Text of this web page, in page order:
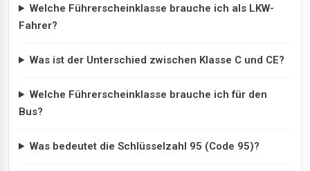
Welche Führerscheinklasse brauche ich als LKW-
Fahrer?
Was ist der Unterschied zwischen Klasse C und CE?
Welche Führerscheinklasse brauche ich für den
Bus?
Was bedeutet die Schlüsselzahl 95 (Code 95)?